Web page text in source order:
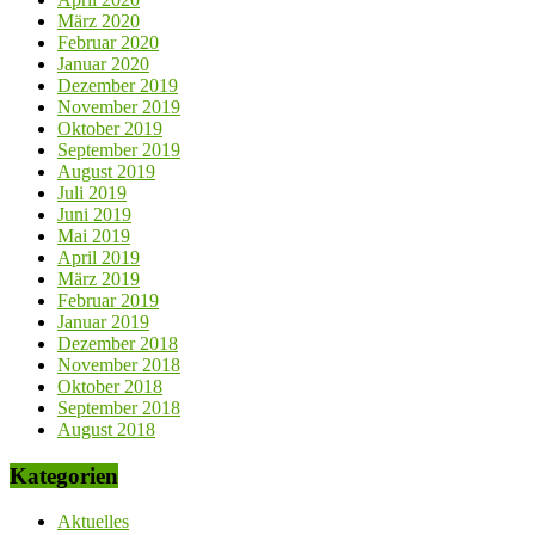
März 2020
Februar 2020
Januar 2020
Dezember 2019
November 2019
Oktober 2019
September 2019
August 2019
Juli 2019
Juni 2019
Mai 2019
April 2019
März 2019
Februar 2019
Januar 2019
Dezember 2018
November 2018
Oktober 2018
September 2018
August 2018
Kategorien
Aktuelles